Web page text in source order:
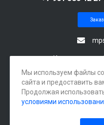
г. Краснодар,
Мы используем файлы
сайта и предоставить
Продолжая
условиями